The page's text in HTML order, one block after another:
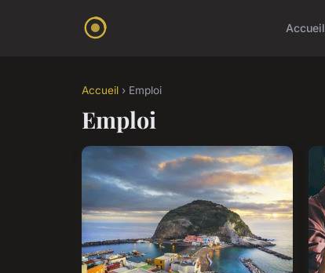
Accueil
Accueil › Emploi
Emploi